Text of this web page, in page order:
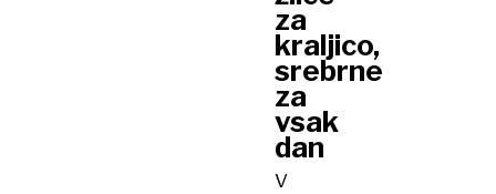
za
kraljico,
srebrne
za
vsak
dan
V